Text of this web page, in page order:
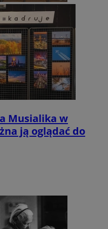
Musialika w
ją oglądać do